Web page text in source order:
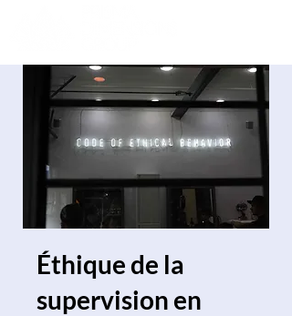
Éthique de la
supervision en